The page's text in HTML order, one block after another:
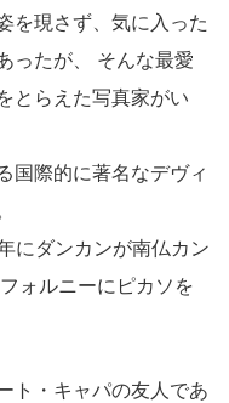
を現さず、気に入った
ったが、 そんな最愛
とらえた写真家がい
国際的に著名なデヴィ
にダンカンが南仏カン
ォルニーにピカソを
ト・キャパの友人であ